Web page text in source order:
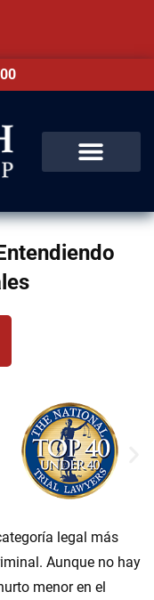
legal más
Aunque no hay
menor en el